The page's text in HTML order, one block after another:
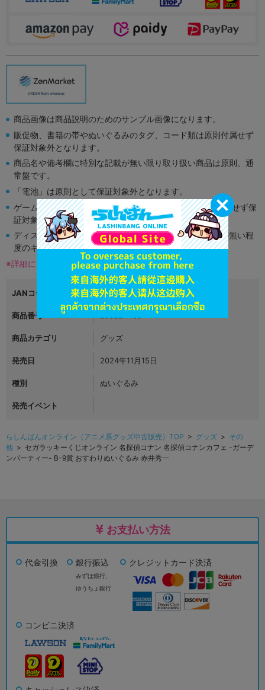
商品画像は商品説明のためのサンプル画像になります。
販促物、書籍の帯やぬいぐるみのタグ、コード類は原則付属せず
保証対象外となります。
商品名や備考欄に特別な記載が無い限り取り扱い商品は原則、通
常盤です。
「電池」は原則として保証対象外となります。
ゲーム機本体には、SDカードなどのメモリーカードは付属せず保
証対象外となります。
ディスク類の読み取り面のキズに関しまして再生に支障が無い程
度のキズがある場合がございます。
※詳細につきましてはコチラ
JANコード 4582733433172
商品番号
商品カテゴリ グッズ
発売日 2024年11月15日
種別 ぬいぐるみ
発売イベント
らしんばんオンライン（アニメ系グッズ中古販売）TOP > グッズ > その
他 > セガラッキーくじオンライン 名探偵コナン 名探偵コナンカフェ -ガーデ
ンパーティー- B-9賞 おすわりぬいぐるみ 赤井秀一
お支払い方法
代金引換 銀行振込
みずほ銀行、
ゆうちょ銀行
クレジットカード決済
コンビニ決済